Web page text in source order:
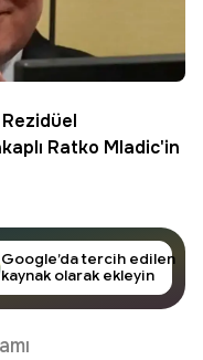
Ratko Mladic'in
Google’da tercih edilen
kaynak olarak ekleyin